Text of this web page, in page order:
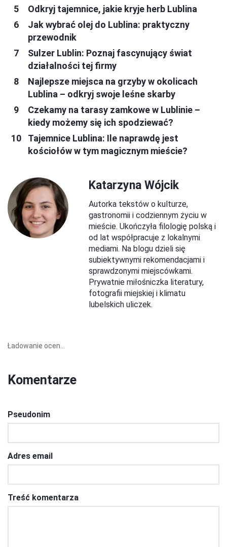
Odkryj tajemnice, jakie kryje herb Lublina
Jak wybrać olej do Lublina: praktyczny
przewodnik
Sulzer Lublin: Poznaj fascynujący świat
działalności tej firmy
Najlepsze miejsca na grzyby w okolicach
Lublina – odkryj swoje leśne skarby
Czekamy na tarasy zamkowe w Lublinie –
kiedy możemy się ich spodziewać?
Tajemnice Lublina: Ile naprawdę jest
kościołów w tym magicznym mieście?
Katarzyna Wójcik
Autorka tekstów o kulturze,
gastronomii i codziennym życiu w
mieście. Ukończyła filologię polską i
od lat współpracuje z lokalnymi
mediami. Na blogu dzieli się
subiektywnymi rekomendacjami i
sprawdzonymi miejscówkami.
Prywatnie miłośniczka literatury,
fotografii miejskiej i klimatu
lubelskich uliczek.
Ładowanie ocen...
Komentarze
Pseudonim
Adres email
Treść komentarza